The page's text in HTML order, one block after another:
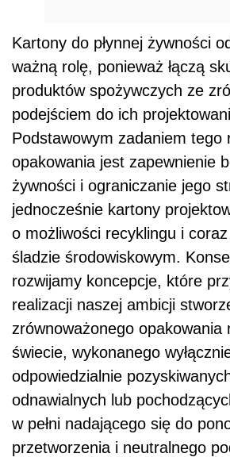
Kartony do płynnej żywności
ważną rolę, ponieważ łączą
produktów spożywczych ze
podejściem do ich
Podstawowym zadaniem tego
opakowania jest zapewnienie
żywności i ograniczanie jego
jednocześnie kartony
o możliwości recyklingu i
śladzie środowiskowym.
rozwijamy koncepcje, które
realizacji naszej ambicji
zrównoważonego opakowania
świecie, wykonanego
odpowiedzialnie
odnawialnych lub
w pełni nadającego się do
przetworzenia i neutralnego